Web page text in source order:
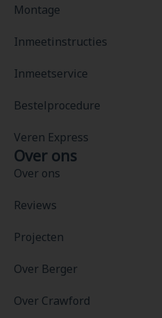
Montage
Inmeetinstructies
Inmeetservice
Bestelprocedure
Veren Express
Over ons
Over ons
Reviews
Projecten
Over Berger
Over Crawford